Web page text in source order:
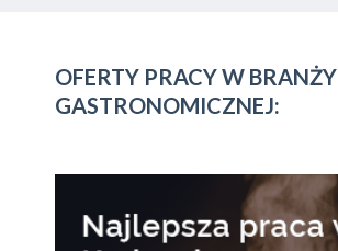
OFERTY PRACY W BRANŻY
GASTRONOMICZNEJ: